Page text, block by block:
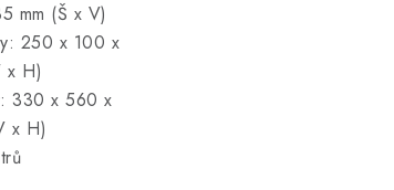
mm (Š x V)
250 x 100 x
x H)
330 x 560 x
x H)